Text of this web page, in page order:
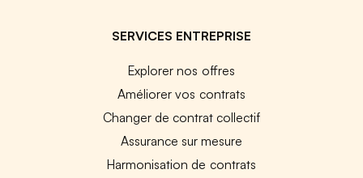
SERVICES ENTREPRISE
Explorer nos offres
Améliorer vos contrats
Changer de contrat collectif
Assurance sur mesure
Harmonisation de contrats